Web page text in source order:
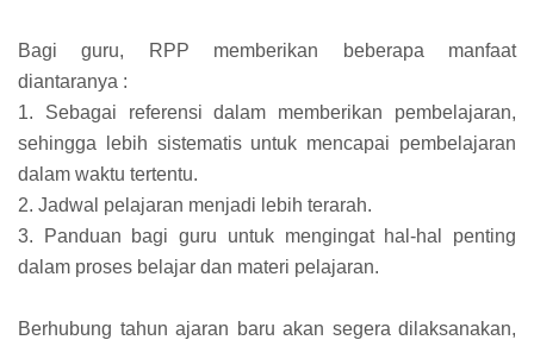
Bagi guru, RPP memberikan beberapa manfaat
diantaranya :
1. Sebagai referensi dalam memberikan pembelajaran,
sehingga lebih sistematis untuk mencapai pembelajaran
dalam waktu tertentu.
2. Jadwal pelajaran menjadi lebih terarah.
3. Panduan bagi guru untuk mengingat hal-hal penting
dalam proses belajar dan materi pelajaran.
Berhubung tahun ajaran baru akan segera dilaksanakan,